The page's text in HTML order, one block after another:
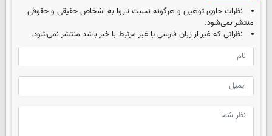
نظرات حاوی توهین و هرگونه نسبت ناروا به اشخاص حقیقی و حقوقی
منتشر نمی‌شود.
نظراتی که غیر از زبان فارسی یا غیر مرتبط با خبر باشد منتشر نمی‌شود.